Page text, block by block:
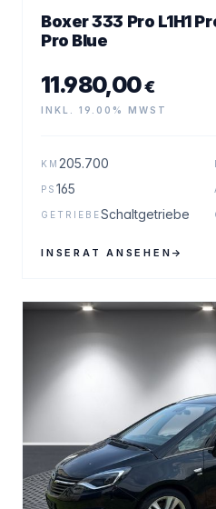
Boxer 333 Pro L1H1
Pro Blue
11.980,00€
INKL. 19.00% MWST
KM 205.700
PS 165
GETRIEBESchaltgetriebe
INSERAT ANSEHEN →